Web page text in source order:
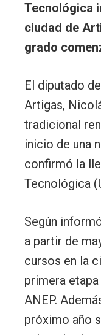
Tecnológica
ciudad de
grado
El diputado
Artigas,
tradicional
inicio de una
confirmó la
Tecnológica
Según
a partir de
cursos en la
primera
ANEP.
próximo año